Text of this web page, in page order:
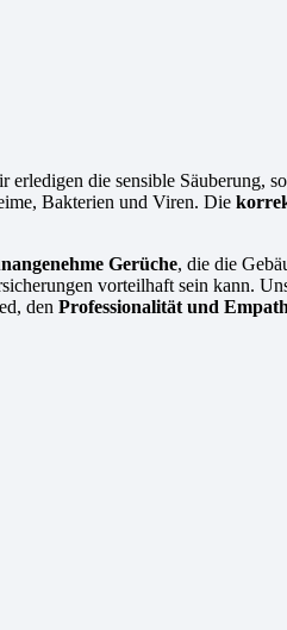
die sensible Säuberung,
Bakterien und Viren. Die
Gerüche, die die
vorteilhaft sein kann.
den Professionalität und